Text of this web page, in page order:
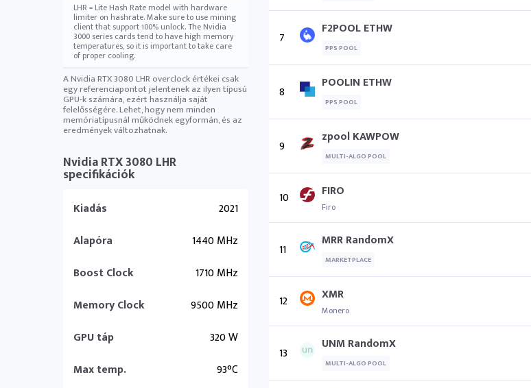
LHR = Lite Hash Rate model with hardware
limiter on hashrate. Make sure to use mining
client that support 100% unlock. The Nvidia
3000 series cards tend to have high memory
temperatures, so it is important to take care
of proper cooling.
A Nvidia RTX 3080 LHR overclock értékei csak
egy referenciapontot jelentenek az ilyen típusú
GPU-k számára, ezért használja saját
felelősségére. Lehet, hogy nem minden
memóriatípusnál működnek egyformán, és az
eredmények változhatnak.
Nvidia RTX 3080 LHR
specifikációk
Kiadás
2021
Alapóra
1440 MHz
Boost Clock
1710 MHz
Memory Clock
9500 MHz
GPU táp
320 W
Max temp.
93°C
7 F2POOL ETHW
PPS POOL
8 POOLIN ETHW
PPS POOL
9 zpool KAWPOW
MULTI-ALGO POOL
10 FIRO
Firo
11 MRR RandomX
MARKETPLACE
12 XMR
Monero
13 UNM RandomX
MULTI-ALGO POOL